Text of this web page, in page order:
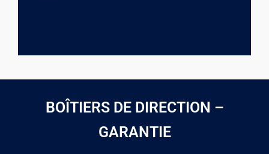
BOÎTIERS DE DIRECTION –
GARANTIE